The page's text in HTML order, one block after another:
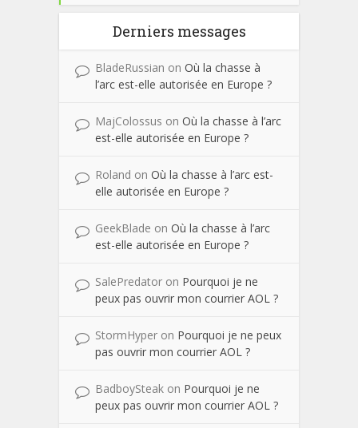
Derniers messages
BladeRussian on Où la chasse à
l’arc est-elle autorisée en Europe ?
MajColossus on Où la chasse à l’arc
est-elle autorisée en Europe ?
Roland on Où la chasse à l’arc est-
elle autorisée en Europe ?
GeekBlade on Où la chasse à l’arc
est-elle autorisée en Europe ?
SalePredator on Pourquoi je ne
peux pas ouvrir mon courrier AOL ?
StormHyper on Pourquoi je ne peux
pas ouvrir mon courrier AOL ?
BadboySteak on Pourquoi je ne
peux pas ouvrir mon courrier AOL ?